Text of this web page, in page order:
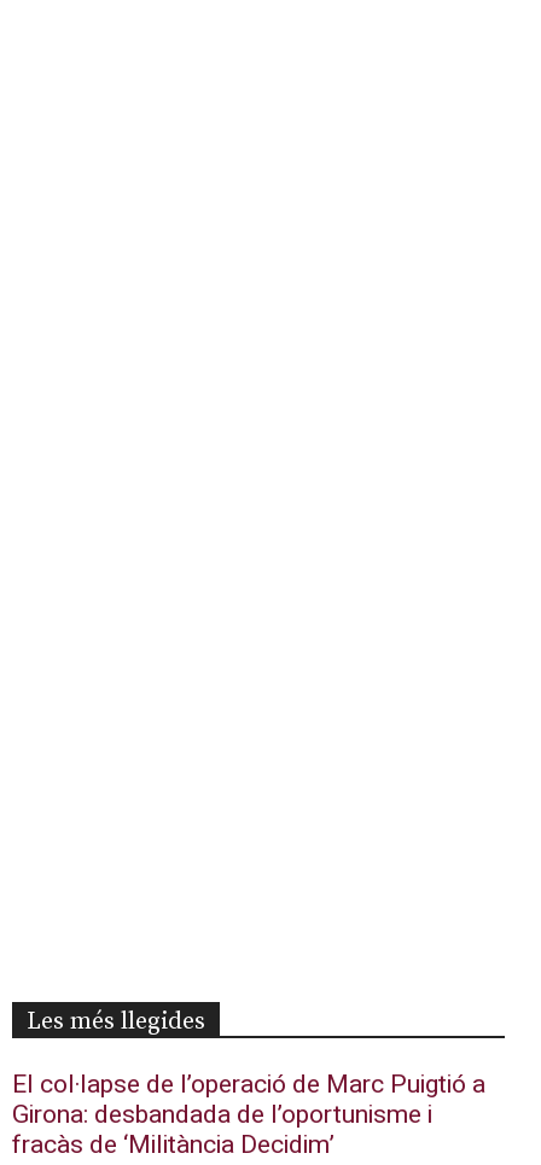
Les més llegides
El col·lapse de l’operació de Marc Puigtió a
Girona: desbandada de l’oportunisme i
fracàs de ‘Militància Decidim’